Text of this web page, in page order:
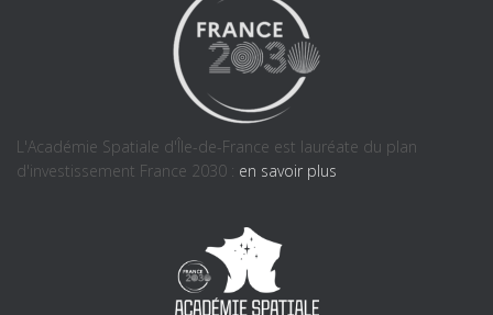
L'Académie Spatiale d'Île-de-France est lauréate du plan
d'investissement France 2030 : en savoir plus